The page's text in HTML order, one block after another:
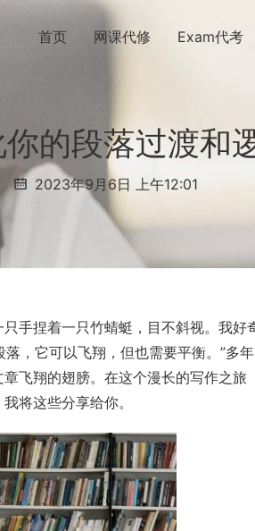
首页 网课代修 Exam代考
的段落过渡和
2023年9月6日 上午12:01
手捏着一只竹蜻蜓，目不斜视。我好
，它可以飞翔，但也需要平衡。”多
飞翔的翅膀。在这个漫长的写作之旅
将这些分享给你。